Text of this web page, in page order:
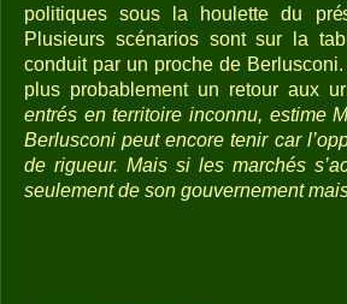
politiques sous la houlette du
Plusieurs scénarios sont sur la
conduit par un proche de
plus probablement un retour aux
entrés en territoire inconnu, estime
Berlusconi peut encore tenir car
de rigueur. Mais si les marchés
seulement de son gouvernement